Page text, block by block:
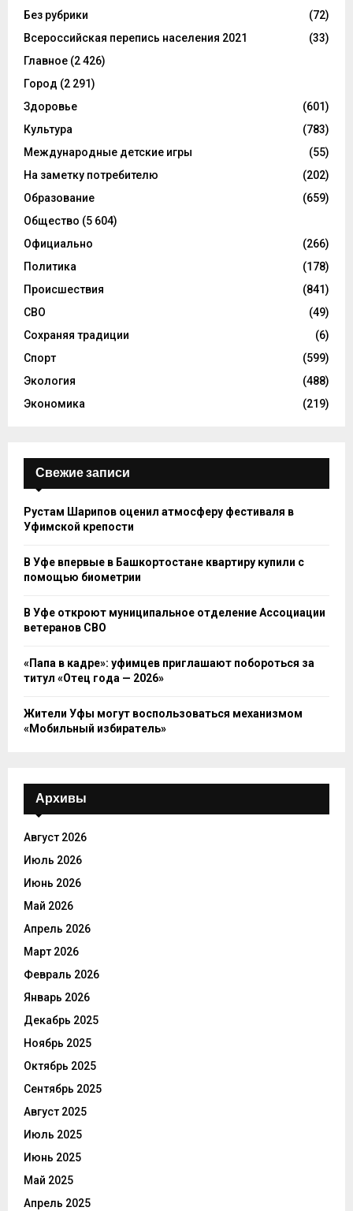
Без рубрики
(72)
Всероссийская перепись населения 2021
(33)
Главное (2 426)
Город (2 291)
Здоровье
(601)
Культура
(783)
Международные детские игры
(55)
На заметку потребителю
(202)
Образование
(659)
Общество (5 604)
Официально
(266)
Политика
(178)
Происшествия
(841)
СВО
(49)
Сохраняя традиции
(6)
Спорт
(599)
Экология
(488)
Экономика
(219)
Свежие записи
Рустам Шарипов оценил атмосферу фестиваля в
Уфимской крепости
В Уфе впервые в Башкортостане квартиру купили с
помощью биометрии
В Уфе откроют муниципальное отделение Ассоциации
ветеранов СВО
«Папа в кадре»: уфимцев приглашают побороться за
титул «Отец года — 2026»
Жители Уфы могут воспользоваться механизмом
«Мобильный избиратель»
Архивы
Август 2026
Июль 2026
Июнь 2026
Май 2026
Апрель 2026
Март 2026
Февраль 2026
Январь 2026
Декабрь 2025
Ноябрь 2025
Октябрь 2025
Сентябрь 2025
Август 2025
Июль 2025
Июнь 2025
Май 2025
Апрель 2025